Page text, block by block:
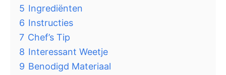
5 Ingrediënten
6 Instructies
7 Chef’s Tip
8 Interessant Weetje
9 Benodigd Materiaal